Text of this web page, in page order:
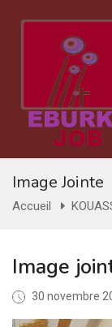
Image Jointe
Accueil
Image
30 novembre